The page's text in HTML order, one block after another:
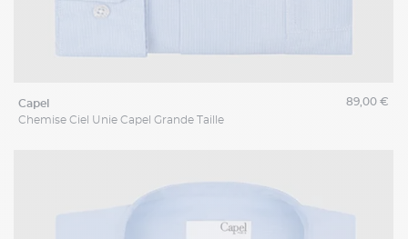
capel
Chemise Ciel Unie Capel Grande Taille
89,00 €